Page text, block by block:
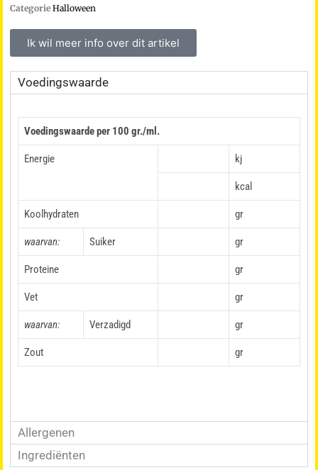
Categorie Halloween
Ik wil meer info over dit artikel
Voedingswaarde
Voedingswaarde per 100 gr./ml.
Energie kj
kcal
Koolhydraten gr
waarvan: Suiker gr
Proteine gr
Vet gr
waarvan: Verzadigd gr
Zout gr
Allergenen
Ingrediënten